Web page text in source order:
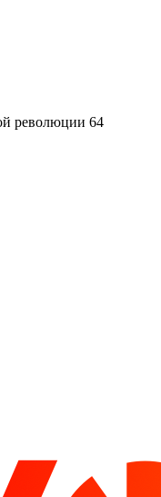
революции 64